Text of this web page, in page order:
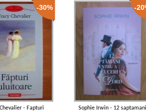
-30%
- Fapturi
-
Sophie Irwin - 12 saptamani